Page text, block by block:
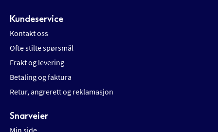
Kundeservice
Kontakt oss
Ofte stilte spørsmål
Frakt og levering
Betaling og faktura
Retur, angrerett og reklamasjon
Snarveier
Min side